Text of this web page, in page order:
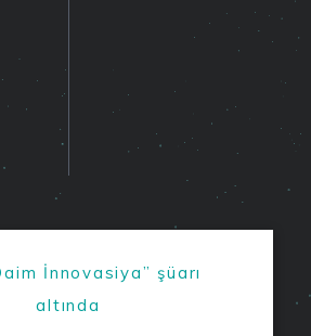
İnnovasiya” şüarı
altında